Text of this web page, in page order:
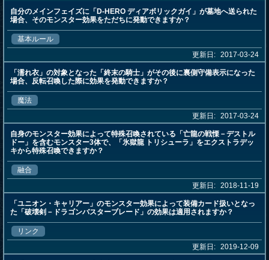
自分のメインフェイズに「D-HERO ディアボリックガイ」が墓地へ送られた
場合、そのモンスター効果をただちに発動できますか？
基本ルール
更新日: 2017-03-24
「濡れ衣」の対象となった「終末の騎士」がその後に裏側守備表示になった
場合、反転召喚した際に効果を発動できますか？
魔法
更新日: 2017-03-24
自身のモンスター効果によって特殊召喚されている「亡龍の戦慄－デストル
ドー」を含むモンスター3体で、「氷獄龍 トリシューラ」をエクストラデッ
キから特殊召喚できますか？
融合
更新日: 2018-11-19
「ユニオン・キャリアー」のモンスター効果によって装備カード扱いとなっ
た「破壊剣－ドラゴンバスターブレード」の効果は適用されますか？
リンク
更新日: 2019-12-09